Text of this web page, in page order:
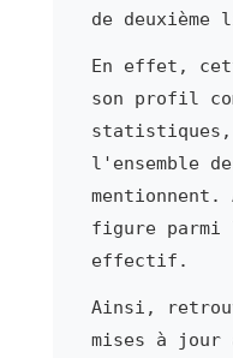
de deuxième
En effet,
son profil
l'ensemble
figure parmi
effectif.
Ainsi,
mises à